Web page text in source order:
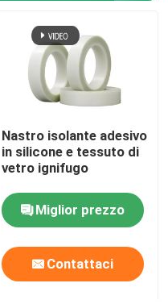
DOMESTICO
Nastro isolante adesivo
in silicone e tessuto di
vetro ignifugo
Miglior prezzo
Contattaci